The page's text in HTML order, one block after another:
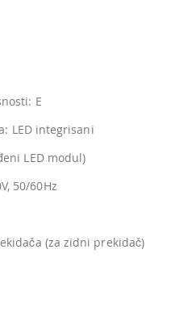
E
LED integrisani
LED modul)
50/60Hz
(za zidni prekidač)